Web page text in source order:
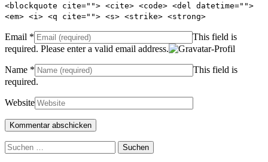
<blockquote cite=""> <cite> <code> <del datetime="">
<em> <i> <q cite=""> <s> <strike> <strong>
Email *
This field is
required. Please enter a valid email address.
Name *
This field is
required.
Website
Suchen
nach: